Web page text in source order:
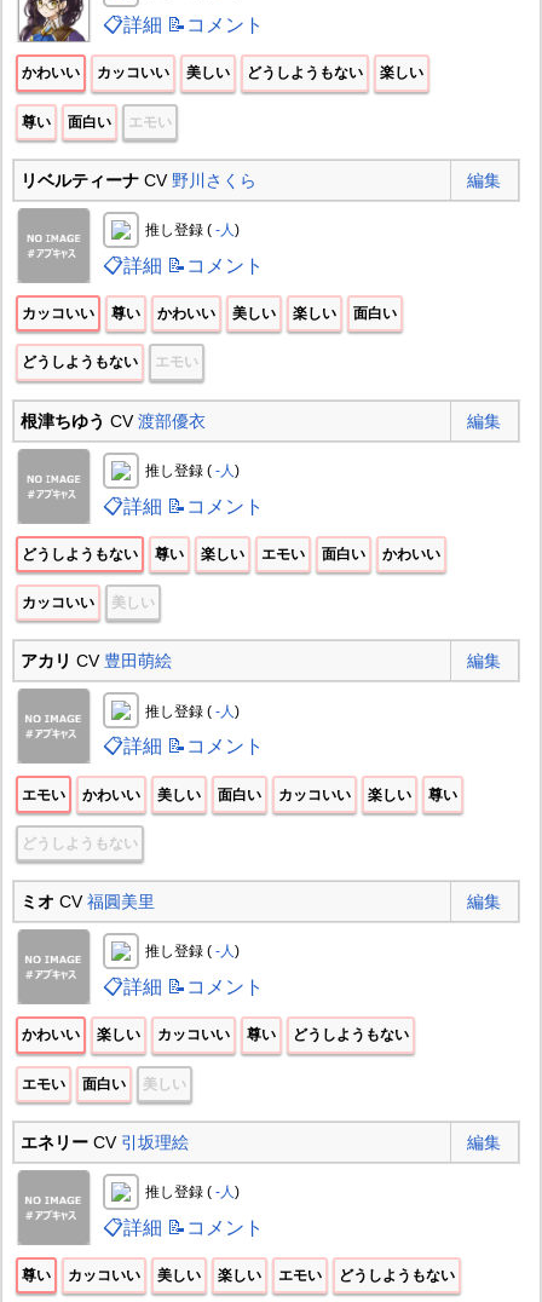
📋詳細 📝コメント
かわいい カッコいい 美しい どうしようもない 楽しい
尊い 面白い エモい
リベルティーナCV 野川さくら 編集
推し登録 ( -人)
📋詳細 📝コメント
カッコいい 尊い かわいい 美しい 楽しい 面白い
どうしようもない エモい
根津ちゆう CV渡部優衣 編集
推し登録 ( -人)
📋詳細 📝コメント
どうしようもない 尊い 楽しい エモい 面白い かわいい
カッコいい 美しい
アカリ CV 豊田萌絵 編集
推し登録 ( -人 )
📋詳細 📝コメント
エモい かわいい 美しい 面白い カッコいい 楽しい 尊い
どうしようもない
ミオ CV福圓美里 編集
推し登録 ( -人)
📋詳細 📝コメント
かわいい 楽しい カッコいい 尊い どうしようもない
エモい 面白い 美しい
エネリーCV 引坂理絵 編集
推し登録 ( -人)
📋詳細 📝コメント
尊い カッコいい 美しい 楽しい エモい どうしようもない